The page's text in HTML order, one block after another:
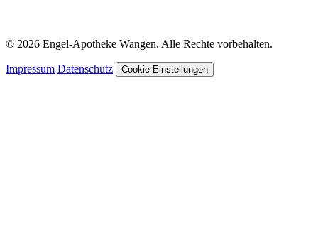
© 2026 Engel-Apotheke Wangen. Alle Rechte vorbehalten.
Impressum Datenschutz Cookie-Einstellungen